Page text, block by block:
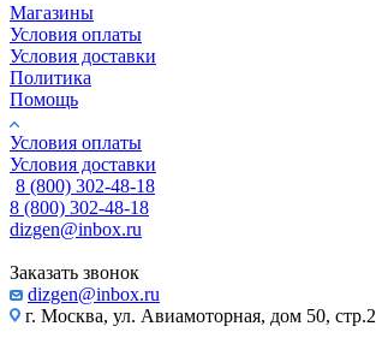
Магазины
Условия оплаты
Условия доставки
Политика
Помощь
Условия оплаты
Условия доставки
8 (800) 302-48-18
8 (800) 302-48-18
dizgen@inbox.ru
Заказать звонок
dizgen@inbox.ru
г. Москва, ул. Авиамоторная, дом 50, стр.2